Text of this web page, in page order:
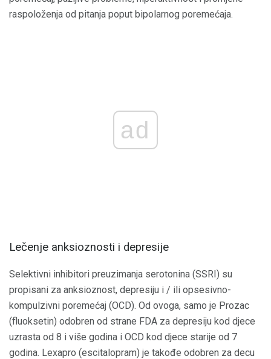
raspoloženja od pitanja poput bipolarnog poremećaja.
ad
Lečenje anksioznosti i depresije
Selektivni inhibitori preuzimanja serotonina (SSRI) su
propisani za anksioznost, depresiju i / ili opsesivno-
kompulzivni poremećaj (OCD). Od ovoga, samo je Prozac
(fluoksetin) odobren od strane FDA za depresiju kod djece
uzrasta od 8 i više godina i OCD kod djece starije od 7
godina. Lexapro (escitalopram) je takođe odobren za decu